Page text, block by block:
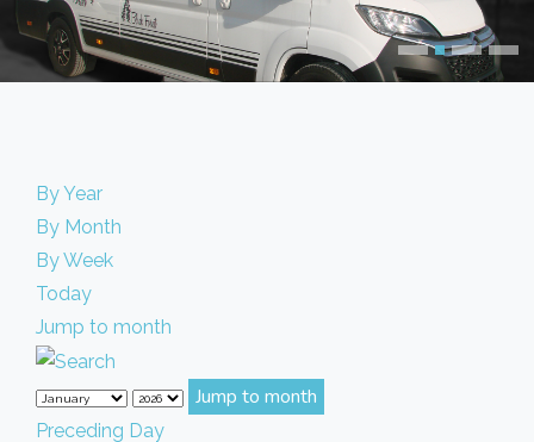
By Year
By Month
By Week
Today
Jump to month
Jump to month
Preceding Day